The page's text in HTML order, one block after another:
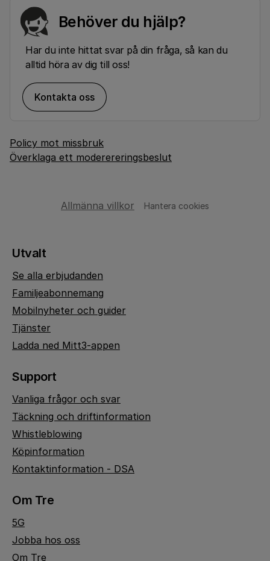
Behöver du hjälp?
Har du inte hittat svar på din fråga, så kan du
alltid höra av dig till oss!
Kontakta oss
Policy mot missbruk
Överklaga ett moderereringsbeslut
Allmänna villkor Hantera cookies
Utvalt
Se alla erbjudanden
Familjeabonnemang
Mobilnyheter och guider
Tjänster
Ladda ned Mitt3-appen
Support
Vanliga frågor och svar
Täckning och driftinformation
Whistleblowing
Köpinformation
Kontaktinformation - DSA
Om Tre
5G
Jobba hos oss
Om Tre